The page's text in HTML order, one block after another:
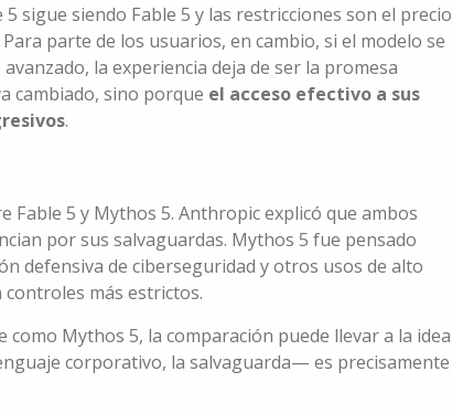
sigue siendo Fable 5 y las restricciones son el precio
parte de los usuarios, en cambio, si el modelo se
la experiencia deja de ser la promesa
cambiado, sino porque el acceso efectivo a sus
.
5 y Mythos 5. Anthropic explicó que ambos
por sus salvaguardas. Mythos 5 fue pensado
defensiva de ciberseguridad y otros usos de alto
controles más estrictos.
Mythos 5, la comparación puede llevar a la idea
corporativo, la salvaguarda— es precisamente